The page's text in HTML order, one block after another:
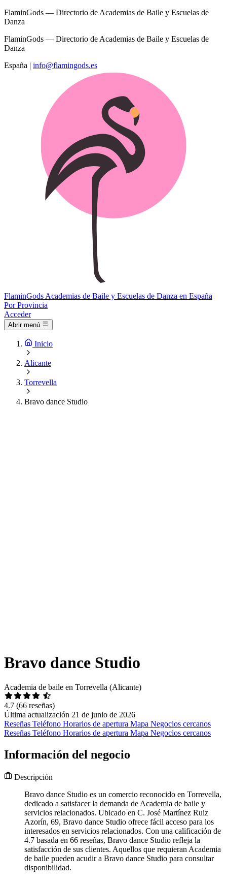
FlaminGods — Directorio de Academias de Baile y Escuelas de
Danza
FlaminGods — Directorio de Academias de Baile y Escuelas de
Danza
España | info@flamingods.es
FlaminGods Academias de Baile y Escuelas de Danza en España
Por Provincia
Acceder
Abrir menú
Inicio
Alicante
Torrevella
Bravo dance Studio
Bravo dance Studio
Academia de baile en Torrevella (Alicante)
4.7 (66 reseñas)
Última actualización 21 de junio de 2026
Reseñas Teléfono Horarios de apertura Mapa Negocios cercanos
Reseñas Teléfono Horarios de apertura Mapa Negocios cercanos
Información del negocio
Descripción
Bravo dance Studio es un comercio reconocido en Torrevella,
dedicado a satisfacer la demanda de Academia de baile y
servicios relacionados. Ubicado en C. José Martínez Ruiz
Azorín, 69, Bravo dance Studio ofrece fácil acceso para los
interesados en servicios relacionados. Con una calificación de
4.7 basada en 66 reseñas, Bravo dance Studio refleja la
satisfacción de sus clientes. Aquellos que requieran Academia
de baile pueden acudir a Bravo dance Studio para consultar
disponibilidad.